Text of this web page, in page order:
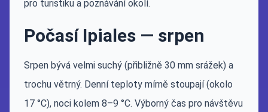
pro turistiku a poznávání okolí.
Počasí Ipiales — srpen
Srpen bývá velmi suchý (přibližně 30 mm srážek) a
trochu větrný. Denní teploty mírně stoupají (okolo
17 °C), noci kolem 8–9 °C. Výborný čas pro návštěvu